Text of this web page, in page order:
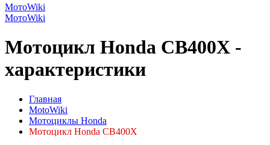
МотоWiki
МотоWiki
Мотоцикл Honda CB400X -
характеристики
Главная
MotoWiki
Мотоциклы Honda
Мотоцикл Honda CB400X